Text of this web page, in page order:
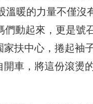
暖的力量不僅沒
動起來，更是號
扶中心，捲起袖
車，將這份滾燙